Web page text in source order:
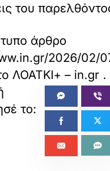
του
άρθρο
2026/02/
ΛΟΑΤΚΙ+ – in.gr .